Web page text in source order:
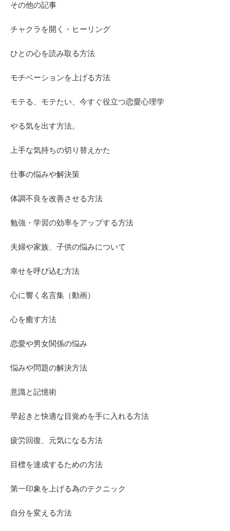
その他の記事
チャクラを開く・ヒーリング
ひとの心を読み取る方法
モチベーションを上げる方法
モテる、モテたい、今すぐ役立つ恋愛心理学
やる気を出す方法。
上手な気持ちの切り替えかた
仕事の悩みや解決策
体調不良を改善させる方法
勉強・学習の効率をアップする方法
夫婦や家族、子供の悩みについて
幸せを呼び込む方法
心に響く名言集（動画）
心を癒す方法
恋愛や男女関係の悩み
悩みや問題の解決方法
意識と記憶術
早起きと快適な目覚めを手に入れる方法
疲労回復、元気になる方法
目標を達成するための方法
第一印象を上げる為のテクニック
自分を変える方法